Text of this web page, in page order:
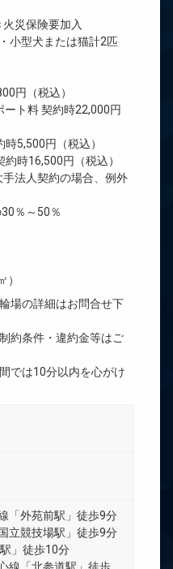
保険要加入
型犬または猫計2匹
円（税込）
料 契約時22,000円
5,500円（税込）
16,500円（税込）
人契約の場合、例外
％～50％
）
場の詳細はお問合せ下
約条件・違約金等はご
では10分以内を心がけ
「外苑前駅」徒歩9分
立競技場駅」徒歩9分
」徒歩10分